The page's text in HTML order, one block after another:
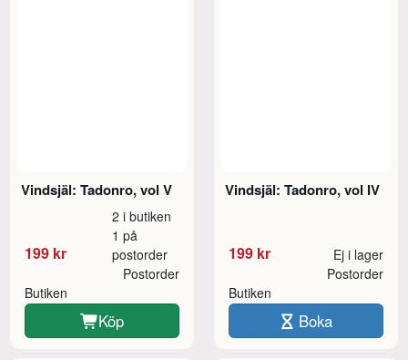
Vindsjäl: Tadonro, vol V
199 kr
2 i butiken
1 på
postorder
Butiken
Postorder
Köp
Vindsjäl: Tadonro, vol IV
199 kr Ej i lager
Butiken
Postorder
Boka